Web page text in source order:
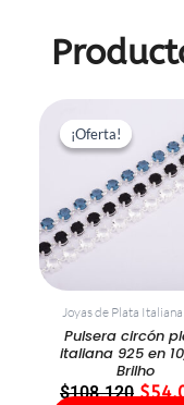
¡Oferta!
¡Oferta!
Joyas de Plata
Pulsera circón
italiana 925 en
Brilho
$108.120
era:
$